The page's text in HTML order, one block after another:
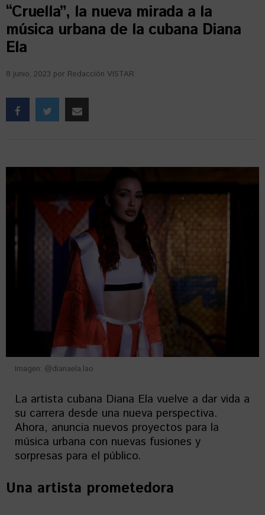
“Cruella”, la nueva mirada a la
música urbana de la cubana Diana
Ela
8 junio, 2023 por Redacción VISTAR
Imagen: @dianaela.lao
La artista cubana Diana Ela vuelve a dar vida a
su carrera desde una nueva perspectiva.
Ahora, anuncia nuevos proyectos para la
música urbana con nuevas fusiones y
sorpresas para el público.
Una artista prometedora